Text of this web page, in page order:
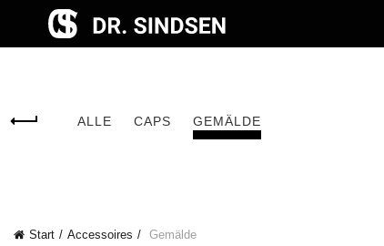
encodedScript:
ALLE CAPS GEMÄLDE
Start Accessoires Gemälde